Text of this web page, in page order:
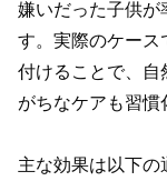
嫌いだった子供が
す。実際のケース
付けることで、自
がちなケアも習慣
主な効果は以下の